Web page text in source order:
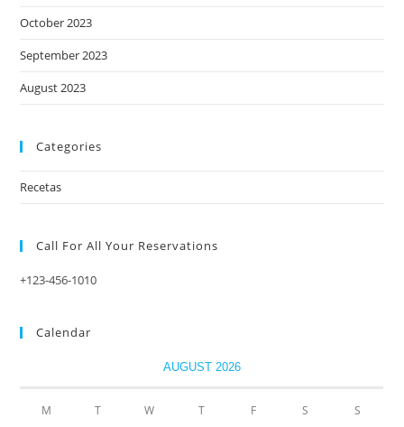
October 2023
September 2023
August 2023
Categories
Recetas
Call For All Your​ Reservations
+123-456-1010
Calendar
AUGUST 2026
M T W T F S S